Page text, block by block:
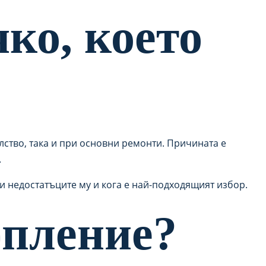
което
така и при основни ремонти. Причината е
недостатъците му и кога е най-подходящият избор.